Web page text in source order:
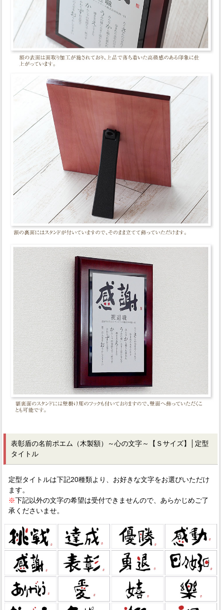
表彰盾の名前ポエム（木製額）～心の文字～【Ｓサイズ】│定型
タイトル
定型タイトルは下記20種類より、お好きな文字をお選びいただけ
ます。
※下記以外の文字の希望は受付できませんので、あらかじめご了
承くださいませ。